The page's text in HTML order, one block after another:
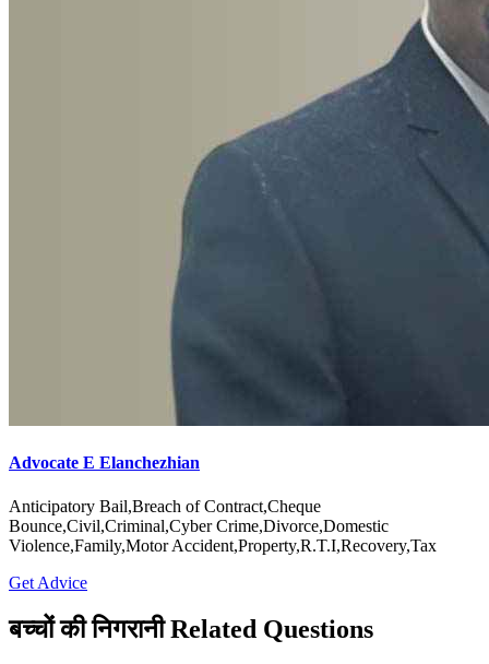
Advocate E Elanchezhian
Anticipatory Bail,Breach of Contract,Cheque
Bounce,Civil,Criminal,Cyber Crime,Divorce,Domestic
Violence,Family,Motor Accident,Property,R.T.I,Recovery,Tax
Get Advice
बच्चों की निगरानी Related Questions